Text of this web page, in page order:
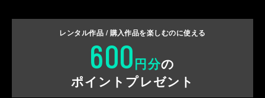
レンタル作品 / 購入作品を楽しむのに使える
600円分の
ポイントプレゼント